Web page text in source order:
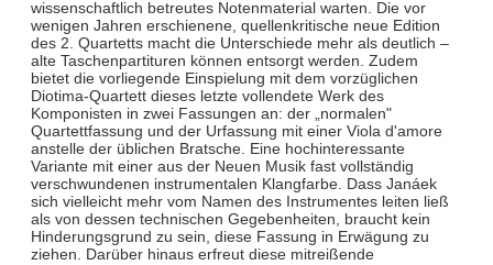
wissenschaftlich betreutes Notenmaterial warten. Die vor
wenigen Jahren erschienene, quellenkritische neue Edition
des 2. Quartetts macht die Unterschiede mehr als deutlich –
alte Taschenpartituren können entsorgt werden. Zudem
bietet die vorliegende Einspielung mit dem vorzüglichen
Diotima-Quartett dieses letzte vollendete Werk des
Komponisten in zwei Fassungen an: der „normalen"
Quartettfassung und der Urfassung mit einer Viola d'amore
anstelle der üblichen Bratsche. Eine hochinteressante
Variante mit einer aus der Neuen Musik fast vollständig
verschwundenen instrumentalen Klangfarbe. Dass Janáek
sich vielleicht mehr vom Namen des Instrumentes leiten ließ
als von dessen technischen Gegebenheiten, braucht kein
Hinderungsgrund zu sein, diese Fassung in Erwägung zu
ziehen. Darüber hinaus erfreut diese mitreißende